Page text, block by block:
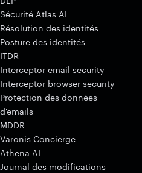
Sécurité Atlas AI
Résolution des identités
Posture des identités
ITDR
Interceptor email security
Interceptor browser security
Protection des données
d'emails
MDDR
Varonis Concierge
Athena AI
Journal des modifications